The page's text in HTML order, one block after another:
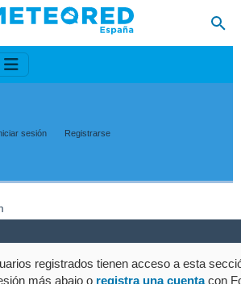
sesión Registrarse
registrados tienen acceso a esta
más abajo o registra una cuentacon